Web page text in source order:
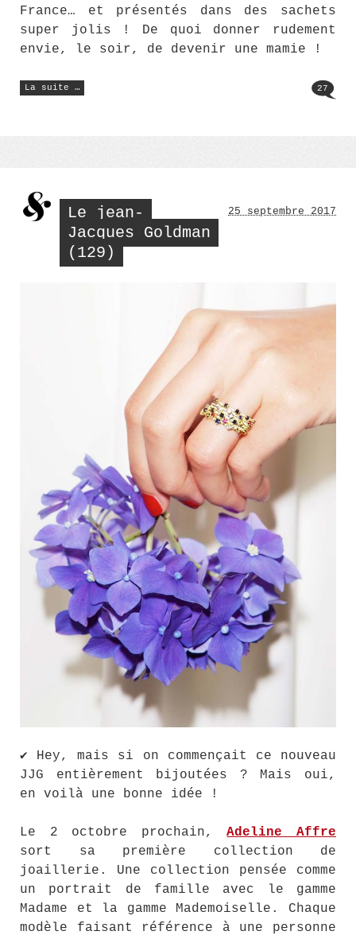
France… et présentés dans des sachets
super jolis ! De quoi donner rudement
envie, le soir, de devenir une mamie !
La suite …
« Le
Jean-
27
Le jean-
Jacques Goldman
(129)
25 septembre 2017
✔ Hey, mais si on commençait ce nouveau
JJG entièrement bijoutées ? Mais oui,
en voilà une bonne idée !
Le 2 octobre prochain,Adeline Affre
sort sa première collection de
joaillerie. Une collection pensée comme
un portrait de famille avec le gamme
Madame et la gamme Mademoiselle. Chaque
modèle faisant référence à une personne